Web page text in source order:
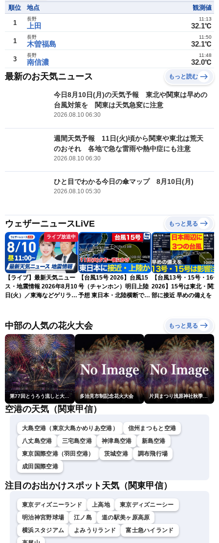
順位 地点 観測値
1 上田
長野
32.1℃
11:13
1 木曽福島
長野
32.1℃
11:50
3 南信濃
長野
32.0℃
11:48
最新のお天気ニュース もっと読む
今日8月10日(月)の天気予報 東北や関東は早めの
台風対策を 関東は天気急変に注意
2026.08.10 06:30
週間天気予報 11日(火)頃から関東や東北は荒天
のおそれ 各地で急な雷雨や熱中症にも注意
2026.08.10 06:30
ひと目でわかる今日の傘マップ 8月10日(月)
2026.08.10 05:30
ウェザーニュースLiVE もっと見る
ライブ放送中
【ライブ】最新天気ニュー
ス・地震情報 2026年8月10
日(火）／東海などゲリラ雷
ュースLiVEコーヒータイ
ム・小林李衣奈／有賀哲
夫〉
【台風15号 2026】台風15
号（チャンホン）明日上陸
予想 東日本・北陸横断で大
【台風13号・15号・16号
2026】15号は東北・関
部に接近 早めの備えを（
中部の人気の花火大会 もっと見る
多治見市制記念花火大会 片貝まつり浅原神社秋季例大祭奉納大煙火
空港の天気（関東甲信）
大島空港（東京大島かめりあ空港）
信州まつもと空港
八丈島空港
三宅島空港 神津島空港
新島空港
東京国際空港（羽田空港）
茨城空港
調布飛行場
成田国際空港
注目のお出かけスポット天気（関東甲信）
東京ディズニーランド 上高地
東京ディズニーシー
明治神宮野球場
江ノ島
道の駅美ヶ原高原
横浜スタジアム
よみうりランド
富士急ハイランド